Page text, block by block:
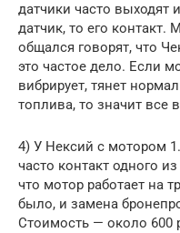
датчики часто выходят
датчик, то его
общался говорят, что
это частое дело. Если
вибрирует, тянет
топлива, то значит все
4) У Нексий с мотором
часто контакт одного
что мотор работает на
было, и замена
Стоимость — около 600